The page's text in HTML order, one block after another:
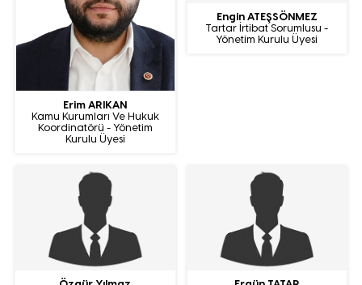
Erim ARIKAN
Kamu Kurumları Ve Hukuk
Koordinatörü - Yönetim
Kurulu Üyesi
Engin ATEŞSÖNMEZ
Tartar İrtibat Sorumlusu -
Yönetim Kurulu Üyesi